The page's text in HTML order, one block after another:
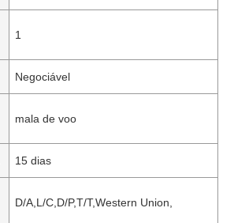
1
Negociável
mala de voo
15 dias
D/A,L/C,D/P,T/T,Western Union,